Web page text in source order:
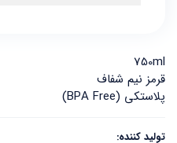
750ml
قرمز نیم شفاف
پلاستکی (BPA Free)
تولید کننده: